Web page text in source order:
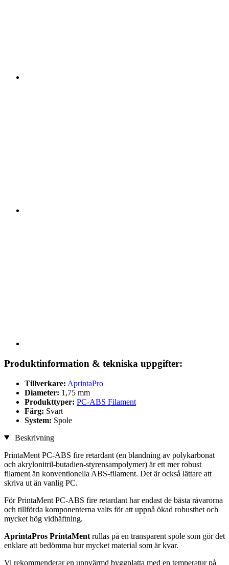
Produktinformation & tekniska uppgifter:
Tillverkare: AprintaPro
Diameter: 1,75 mm
Produkttyper: PC-ABS Filament
Färg: Svart
System: Spole
Beskrivning
PrintaMent PC-ABS fire retardant (en blandning av polykarbonat
och akrylonitril-butadien-styrensampolymer) är ett mer robust
filament än konventionella ABS-filament. Det är också lättare att
skriva ut än vanlig PC.
För PrintaMent PC-ABS fire retardant har endast de bästa råvarorna
och tillförda komponenterna valts för att uppnå ökad robusthet och
mycket hög vidhäftning.
AprintaPros PrintaMent rullas på en transparent spole som gör det
enklare att bedömma hur mycket material som är kvar.
Vi rekommenderar en uppvärmd byggplatta med en temperatur på